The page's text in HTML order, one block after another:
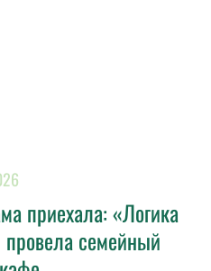
приехала: «Логика
семейный